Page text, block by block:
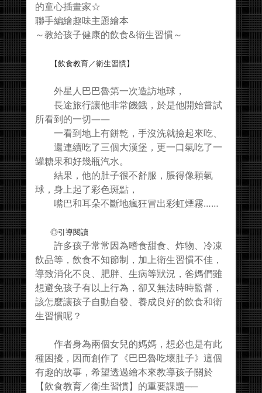
的童心插畫家☆
聯手編繪趣味主題繪本
～教給孩子健康的飲食&衛生習慣～
【飲食教育／衛生習慣】
外星人巴巴魯第一次造訪地球，
長途旅行讓他非常饑餓，於是他開始嘗試
所看到的一切——
一看到地上有餅乾，手沒洗就撿起來吃、
還連續吃了三個大漢堡，更一口氣吃了一
罐糖果和好幾瓶汽水。
結果，他的肚子很不舒服，脹得像顆氣
球，身上起了彩色斑點，
嘴巴和耳朵不斷地瘋狂冒出彩虹煙霧……
◎引導閱讀
許多孩子常常因為嗜食甜食、炸物、冷凍
飲品等，飲食不知節制，加上衛生習慣不佳，
導致消化不良、肥胖、生病等狀況，爸媽們雖
想避免孩子有以上行為，卻又無法時時監督，
該怎麼讓孩子自動自發、養成良好的飲食和衛
生習慣呢？
作者身為兩個女兒的媽媽，想必也是有此
種困擾，因而創作了《巴巴魯吃壞肚子》這個
有趣的故事，希望透過繪本來教導孩子關於
【飲食教育／衛生習慣】的重要課題──